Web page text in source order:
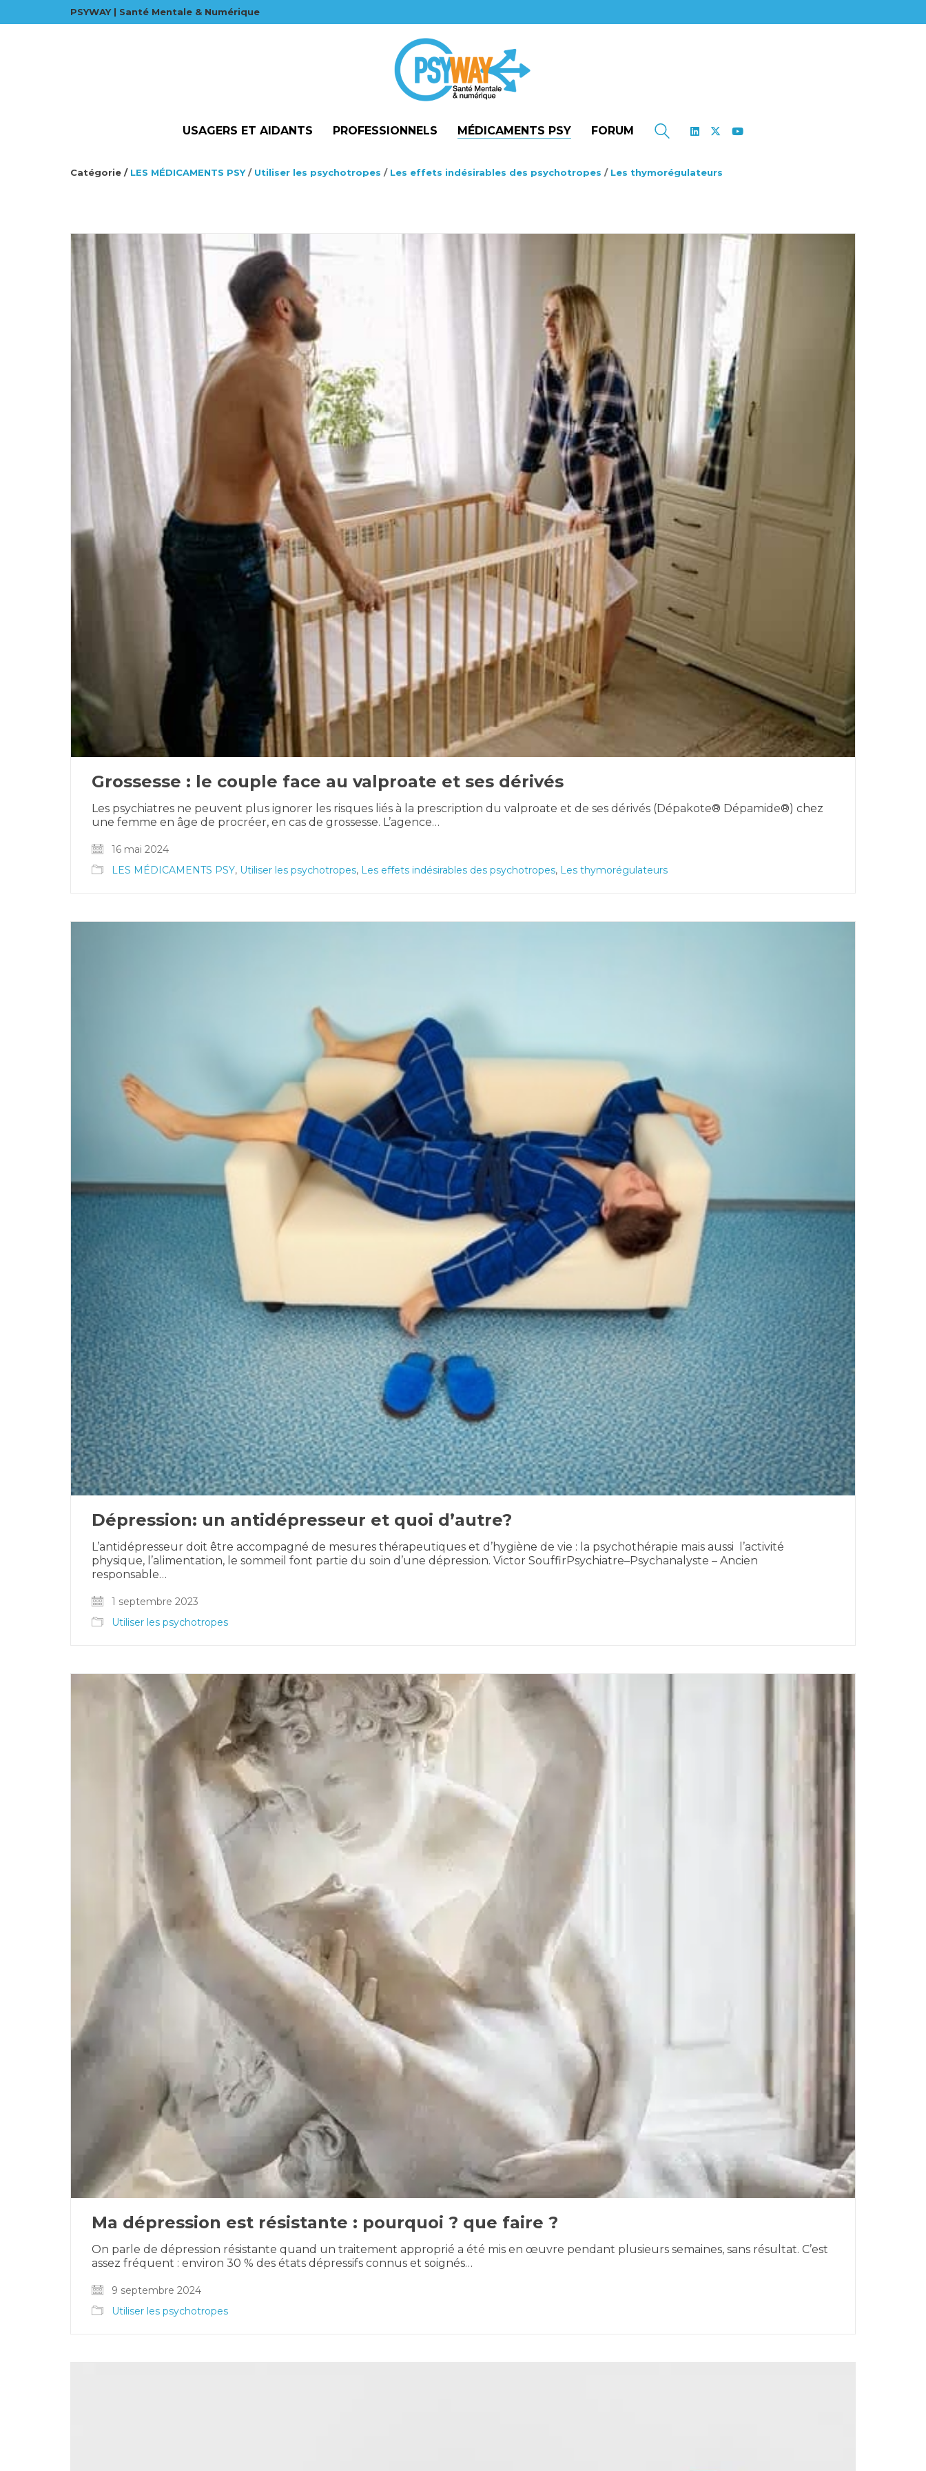
PSYWAY | Santé Mentale & Numérique
USAGERS ET AIDANTS PROFESSIONNELS MÉDICAMENTS PSY FORUM
Catégorie / LES MÉDICAMENTS PSY/ Utiliser les psychotropes / Les effets indésirables des psychotropes / Les thymorégulateurs
Grossesse : le couple face au valproate et ses dérivés
Les psychiatres ne peuvent plus ignorer les risques liés à la prescription du valproate et de ses dérivés (Dépakote® Dépamide®) chez
une femme en âge de procréer, en cas de grossesse. L’agence…
16 mai 2024
LES MÉDICAMENTS PSY, Utiliser les psychotropes, Les effets indésirables des psychotropes, Les thymorégulateurs
Dépression: un antidépresseur et quoi d’autre?
L’antidépresseur doit être accompagné de mesures thérapeutiques et d’hygiène de vie : la psychothérapie mais aussi l’activité
physique, l’alimentation, le sommeil font partie du soin d’une dépression. Victor SouffirPsychiatre–Psychanalyste – Ancien
responsable…
1 septembre 2023
Utiliser les psychotropes
Ma dépression est résistante : pourquoi ? que faire ?
On parle de dépression résistante quand un traitement approprié a été mis en œuvre pendant plusieurs semaines, sans résultat. C’est
assez fréquent : environ 30 % des états dépressifs connus et soignés…
9 septembre 2024
Utiliser les psychotropes